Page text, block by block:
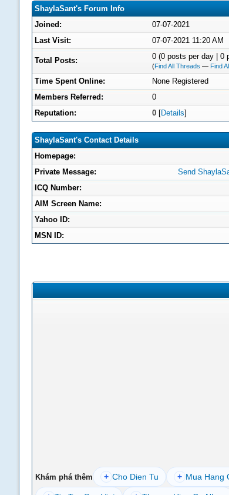
ShaylaSant's Forum Info
Joined:
07-07-2021
Last Visit:
07-07-2021 11:20 AM
Total Posts: 0 (0 posts per day | 0
(Find All Threads — Find
Time Spent Online:
None Registered
Members Referred:
0
Reputation:
0 [Details]
ShaylaSant's Contact Details
Homepage:
Private Message:
Send
ICQ Number:
AIM Screen Name:
Yahoo ID:
MSN ID:
Khám phá thêm + Cho Dien Tu + Mua Hang